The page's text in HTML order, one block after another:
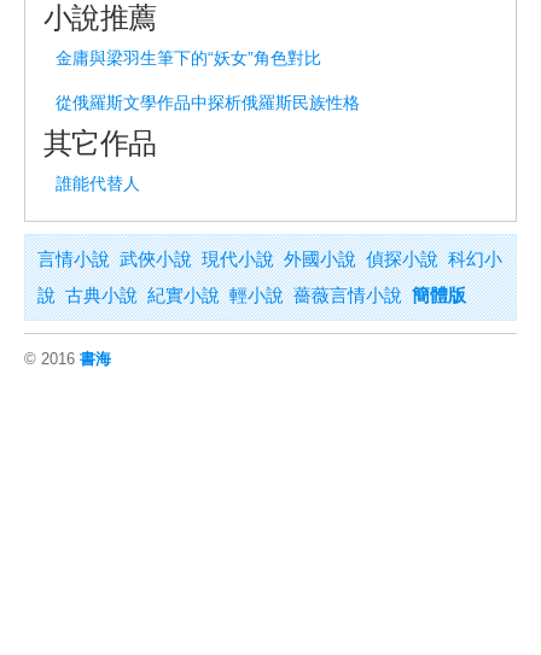
小說推薦
金庸與梁羽生筆下的“妖女”角色對比
從俄羅斯文學作品中探析俄羅斯民族性格
其它作品
誰能代替人
言情小說 武俠小說 現代小說 外國小說 偵探小說 科幻小
說 古典小說 紀實小說 輕小說 薔薇言情小說 簡體版
© 2016 書海